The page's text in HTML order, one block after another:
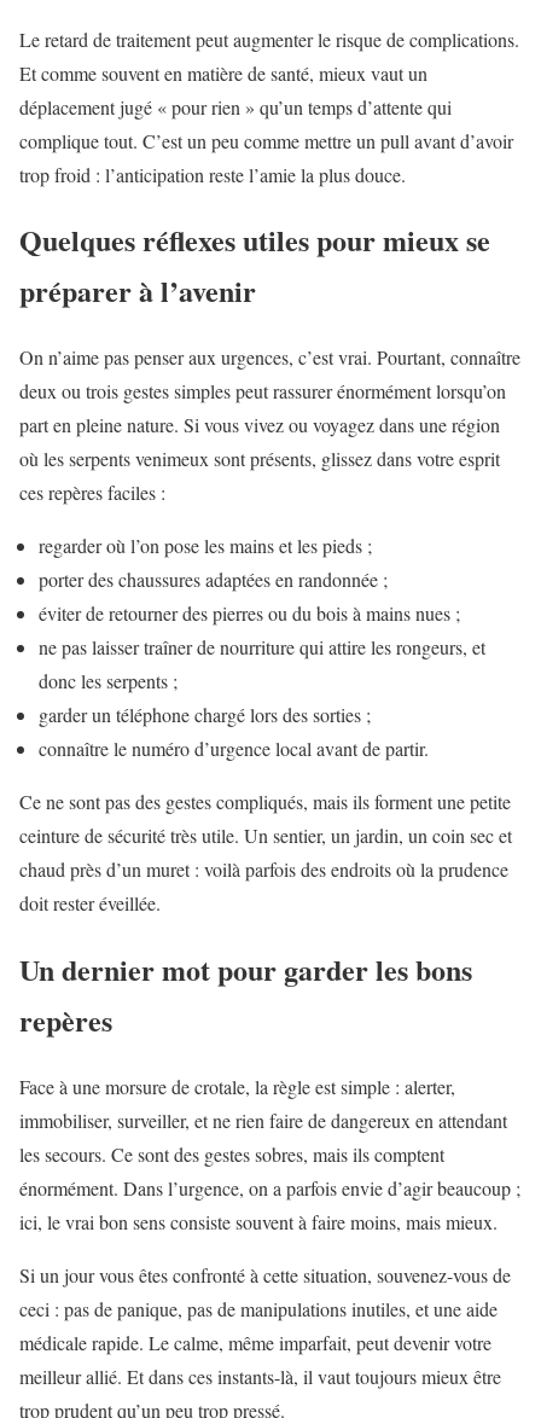
Le retard de traitement peut augmenter le risque de complications.
Et comme souvent en matière de santé, mieux vaut un
déplacement jugé « pour rien » qu’un temps d’attente qui
complique tout. C’est un peu comme mettre un pull avant d’avoir
trop froid : l’anticipation reste l’amie la plus douce.
Quelques réflexes utiles pour mieux se
préparer à l’avenir
On n’aime pas penser aux urgences, c’est vrai. Pourtant, connaître
deux ou trois gestes simples peut rassurer énormément lorsqu’on
part en pleine nature. Si vous vivez ou voyagez dans une région
où les serpents venimeux sont présents, glissez dans votre esprit
ces repères faciles :
regarder où l’on pose les mains et les pieds ;
porter des chaussures adaptées en randonnée ;
éviter de retourner des pierres ou du bois à mains nues ;
ne pas laisser traîner de nourriture qui attire les rongeurs, et
donc les serpents ;
garder un téléphone chargé lors des sorties ;
connaître le numéro d’urgence local avant de partir.
Ce ne sont pas des gestes compliqués, mais ils forment une petite
ceinture de sécurité très utile. Un sentier, un jardin, un coin sec et
chaud près d’un muret : voilà parfois des endroits où la prudence
doit rester éveillée.
Un dernier mot pour garder les bons
repères
Face à une morsure de crotale, la règle est simple : alerter,
immobiliser, surveiller, et ne rien faire de dangereux en attendant
les secours. Ce sont des gestes sobres, mais ils comptent
énormément. Dans l’urgence, on a parfois envie d’agir beaucoup ;
ici, le vrai bon sens consiste souvent à faire moins, mais mieux.
Si un jour vous êtes confronté à cette situation, souvenez-vous de
ceci : pas de panique, pas de manipulations inutiles, et une aide
médicale rapide. Le calme, même imparfait, peut devenir votre
meilleur allié. Et dans ces instants-là, il vaut toujours mieux être
trop prudent qu’un peu trop pressé.